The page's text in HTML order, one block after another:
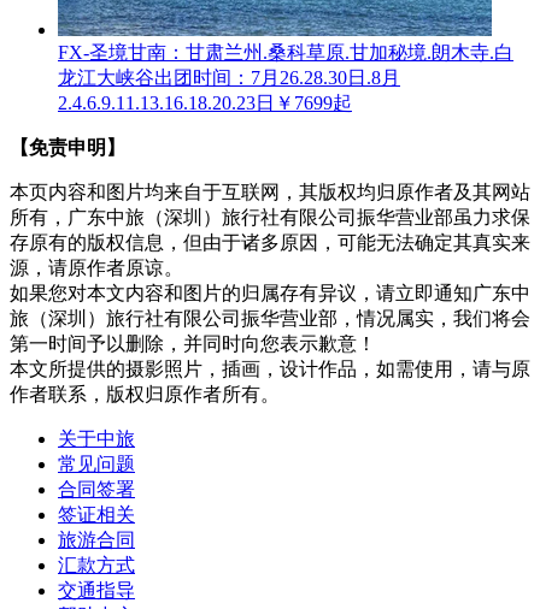
FX-圣境甘南：甘肃兰州.桑科草原.甘加秘境.朗木寺.白
龙江大峡谷出团时间：7月26.28.30日.8月
2.4.6.9.11.13.16.18.20.23日 ￥7699起
【免责申明】
本页内容和图片均来自于互联网，其版权均归原作者及其网站
所有，广东中旅（深圳）旅行社有限公司振华营业部虽力求保
存原有的版权信息，但由于诸多原因，可能无法确定其真实来
源，请原作者原谅。
如果您对本文内容和图片的归属存有异议，请立即通知广东中
旅（深圳）旅行社有限公司振华营业部，情况属实，我们将会
第一时间予以删除，并同时向您表示歉意！
本文所提供的摄影照片，插画，设计作品，如需使用，请与原
作者联系，版权归原作者所有。
关于中旅
常见问题
合同签署
签证相关
旅游合同
汇款方式
交通指导